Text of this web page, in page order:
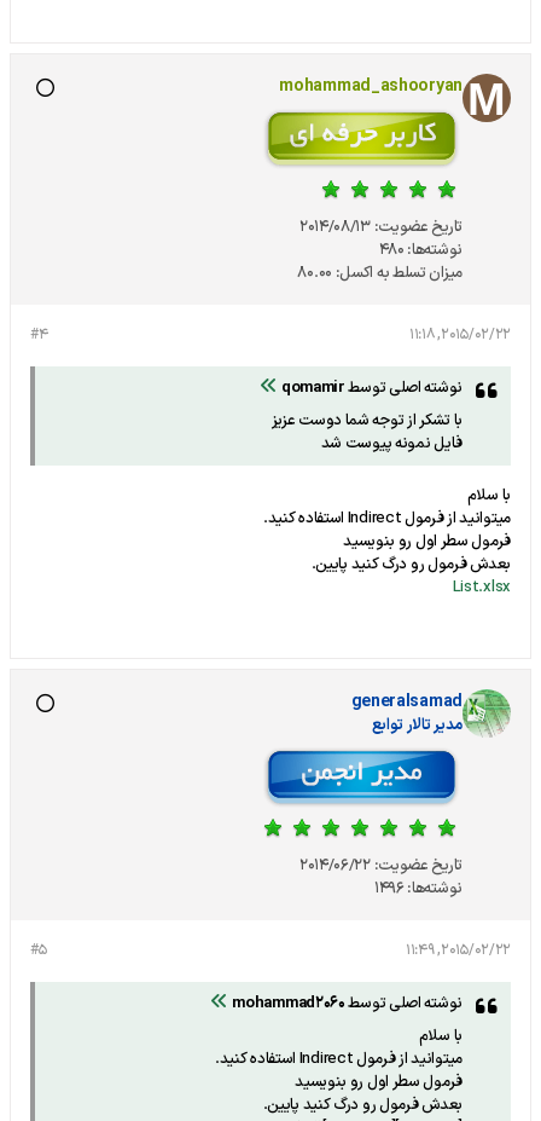
mohammad_ashooryan
تاریخ عضویت: 2014/08/13
نوشته‌ها: 480
میزان تسلط به اکسل: 80.00
#4 2015/02/22, 11:18
نوشته اصلی توسطqomamir
با تشکر از توجه شما دوست عزیز
فایل نمونه پیوست شد
با سلام
ميتوانيد از فرمول Indirect استفاده كنيد.
فرمول سطر اول رو بنويسيد
بعدش فرمول رو درگ كنيد پايين.
List.xlsx
generalsamad
مدير تالار توابع
تاریخ عضویت: 2014/06/22
نوشته‌ها: 1496
#5 2015/02/22, 11:49
نوشته اصلی توسطmohammad2060
با سلام
ميتوانيد از فرمول Indirect استفاده كنيد.
فرمول سطر اول رو بنويسيد
بعدش فرمول رو درگ كنيد پايين.